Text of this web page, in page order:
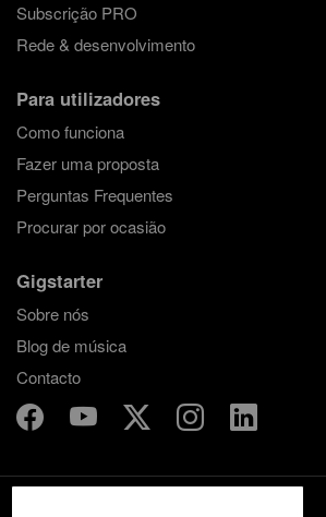
Subscrição PRO
Rede & desenvolvimento
Para utilizadores
Como funciona
Fazer uma proposta
Perguntas Frequentes
Procurar por ocasião
Gigstarter
Sobre nós
Blog de música
Contacto